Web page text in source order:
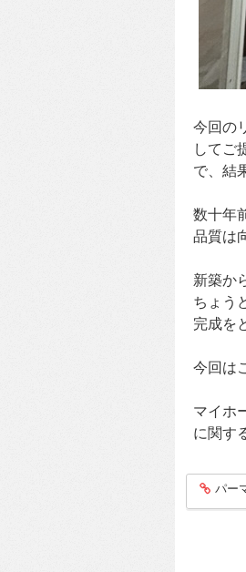
今回の
してご
で、結
数十年
品質は
新築か
ちょう
完成を
今回は
マイホ
に関す
パー